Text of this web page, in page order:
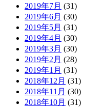
2019年7月 (31)
2019年6月 (30)
2019年5月 (31)
2019年4月 (30)
2019年3月 (30)
2019年2月 (28)
2019年1月 (31)
2018年12月 (31)
2018年11月 (30)
2018年10月 (31)